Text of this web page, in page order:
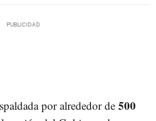
por alrededor de 500